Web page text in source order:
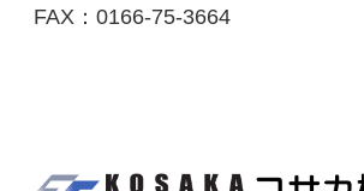
FAX：0166-75-3664